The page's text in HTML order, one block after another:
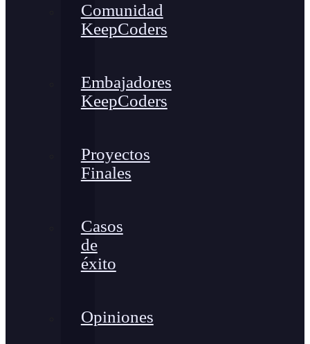
Comunidad
KeepCoders
Embajadores
KeepCoders
Proyectos
Finales
Casos
de
éxito
Opiniones